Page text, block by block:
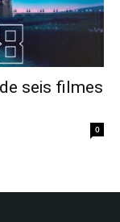
seis filmes
0